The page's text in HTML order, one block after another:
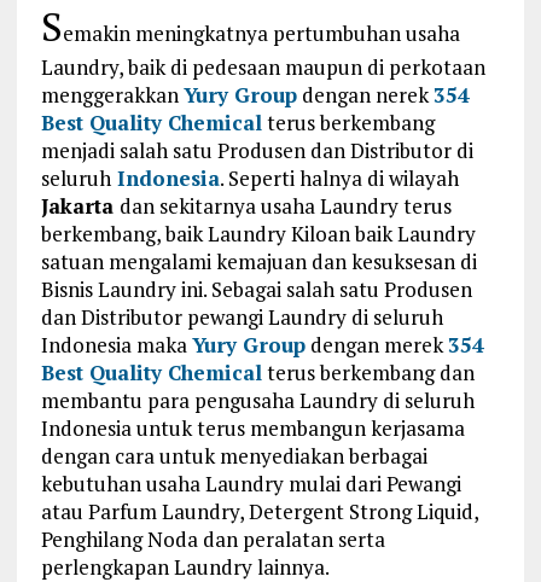
Semakin meningkatnya pertumbuhan usaha
Laundry, baik di pedesaan maupun di perkotaan
menggerakkanYury Groupdengan nerek354
Best Quality Chemicalterus berkembang
menjadi salah satu Produsen dan Distributor di
seluruhIndonesia. Seperti halnya di wilayah
Jakarta dan sekitarnya usaha Laundry terus
berkembang, baik Laundry Kiloan baik Laundry
satuan mengalami kemajuan dan kesuksesan di
Bisnis Laundry ini. Sebagai salah satu Produsen
dan Distributor pewangi Laundry di seluruh
Indonesia makaYury Groupdengan merek354
Best Quality Chemicalterus berkembang dan
membantu para pengusaha Laundry di seluruh
Indonesia untuk terus membangun kerjasama
dengan cara untuk menyediakan berbagai
kebutuhan usaha Laundry mulai dari Pewangi
atau Parfum Laundry, Detergent Strong Liquid,
Penghilang Noda dan peralatan serta
perlengkapan Laundry lainnya.